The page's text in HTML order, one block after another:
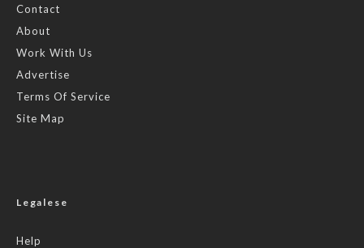
Contact
About
Work With Us
Advertise
Terms Of Service
Site Map
Legalese
Help